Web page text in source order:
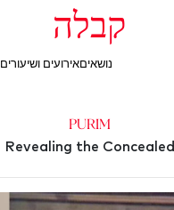
קבלה
נושאיםאירועים ושיעורים
Purim
Revealing the Concealed